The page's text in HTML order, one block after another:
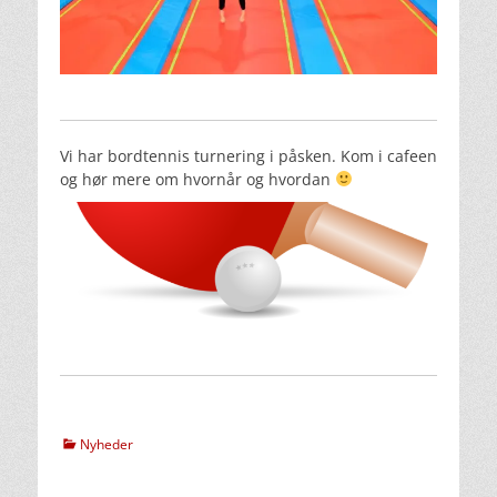
Vi har bordtennis turnering i påsken. Kom i cafeen
og hør mere om hvornår og hvordan
kategorier
Nyheder